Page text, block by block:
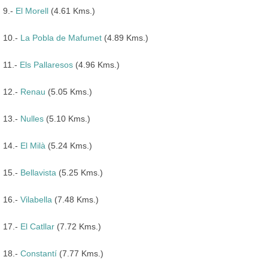
9.- El Morell (4.61 Kms.)
10.- La Pobla de Mafumet (4.89 Kms.)
11.- Els Pallaresos (4.96 Kms.)
12.- Renau (5.05 Kms.)
13.- Nulles (5.10 Kms.)
14.- El Milà (5.24 Kms.)
15.- Bellavista (5.25 Kms.)
16.- Vilabella (7.48 Kms.)
17.- El Catllar (7.72 Kms.)
18.- Constantí (7.77 Kms.)